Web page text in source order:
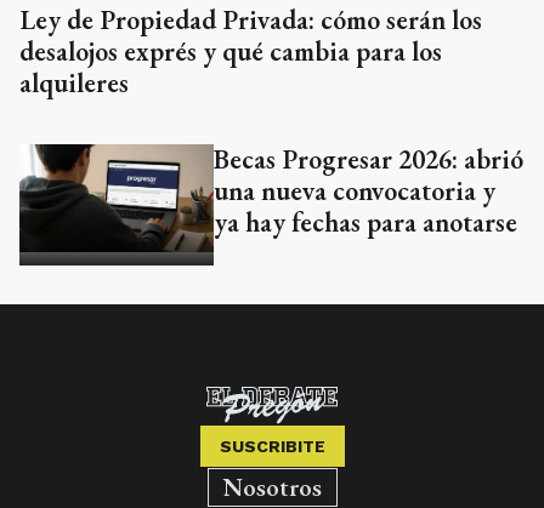
Ley de Propiedad Privada: cómo serán los
desalojos exprés y qué cambia para los
alquileres
Becas Progresar 2026: abrió
una nueva convocatoria y
ya hay fechas para anotarse
SUSCRIBITE
Nosotros